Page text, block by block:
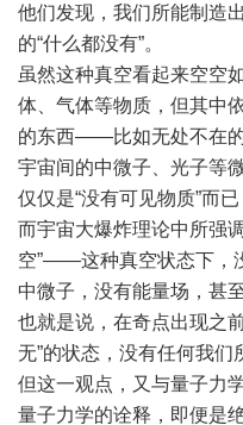
他们发现，我们所能制造
的“什么都没有”。
虽然这种真空看起来空空
体、气体等物质，但其中
的东西——比如无处不在
宇宙间的中微子、光子等
仅仅是“没有可见物质”而已
而宇宙大爆炸理论中所强
空”——这种真空状态下，
中微子，没有能量场，甚
也就是说，在奇点出现之
无”的状态，没有任何我们
但这一观点，又与量子力
量子力学的诠释，即便是